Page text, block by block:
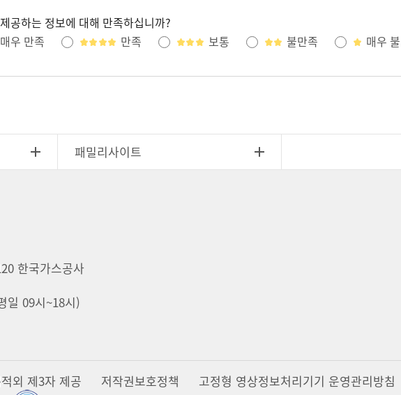
공하는 정보에 대해 만족하십니까?
매우 만족
만족 보통 불만족 매우
패밀리사이트
한국가스공사
일 09시~18시)
외 제3자 제공 저작권보호정책 고정형 영상정보처리기기 운영관리방침